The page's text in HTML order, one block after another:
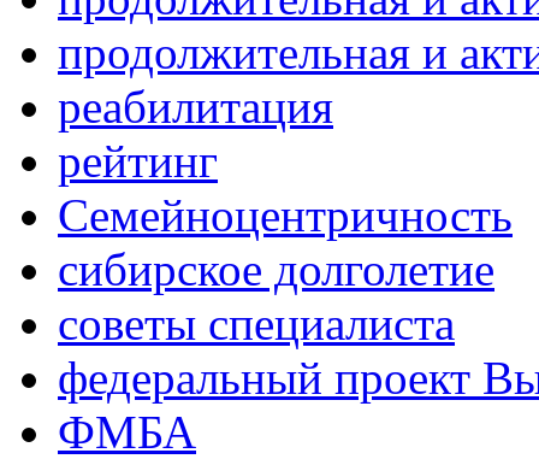
продолжительная и
реабилитация
рейтинг
Семейноцентричность
сибирское долголетие
советы специалиста
федеральный проект
ФМБА